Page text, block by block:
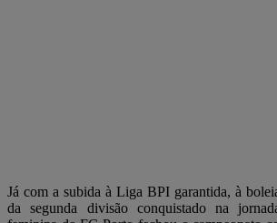
Já com a subida à Liga BPI garantida, à
da segunda divisão conquistado na